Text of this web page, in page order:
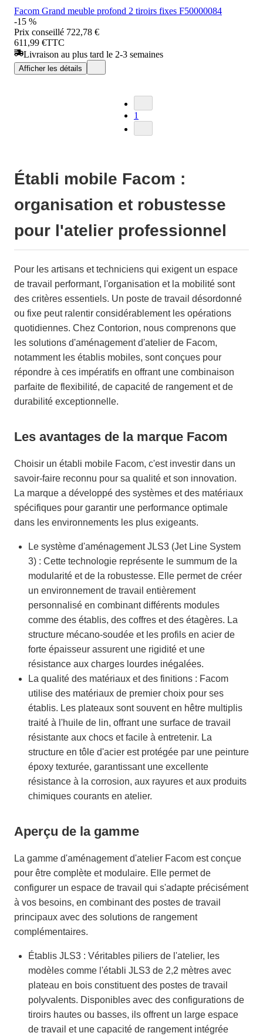
Facom Grand meuble profond 2 tiroirs fixes F50000084
-15 %
Prix conseillé 722,78 €
611,99 €TTC
Livraison au plus tard le 2-3 semaines
Afficher les détails
1
Établi mobile Facom :
organisation et robustesse
pour l'atelier professionnel
Pour les artisans et techniciens qui exigent un espace
de travail performant, l'organisation et la mobilité sont
des critères essentiels. Un poste de travail désordonné
ou fixe peut ralentir considérablement les opérations
quotidiennes. Chez Contorion, nous comprenons que
les solutions d'aménagement d'atelier de Facom,
notamment les établis mobiles, sont conçues pour
répondre à ces impératifs en offrant une combinaison
parfaite de flexibilité, de capacité de rangement et de
durabilité exceptionnelle.
Les avantages de la marque Facom
Choisir un établi mobile Facom, c'est investir dans un
savoir-faire reconnu pour sa qualité et son innovation.
La marque a développé des systèmes et des matériaux
spécifiques pour garantir une performance optimale
dans les environnements les plus exigeants.
Le système d'aménagement JLS3 (Jet Line System
3) : Cette technologie représente le summum de la
modularité et de la robustesse. Elle permet de créer
un environnement de travail entièrement
personnalisé en combinant différents modules
comme des établis, des coffres et des étagères. La
structure mécano-soudée et les profils en acier de
forte épaisseur assurent une rigidité et une
résistance aux charges lourdes inégalées.
La qualité des matériaux et des finitions : Facom
utilise des matériaux de premier choix pour ses
établis. Les plateaux sont souvent en hêtre multiplis
traité à l'huile de lin, offrant une surface de travail
résistante aux chocs et facile à entretenir. La
structure en tôle d'acier est protégée par une peinture
époxy texturée, garantissant une excellente
résistance à la corrosion, aux rayures et aux produits
chimiques courants en atelier.
Aperçu de la gamme
La gamme d'aménagement d'atelier Facom est conçue
pour être complète et modulaire. Elle permet de
configurer un espace de travail qui s'adapte précisément
à vos besoins, en combinant des postes de travail
principaux avec des solutions de rangement
complémentaires.
Établis JLS3 : Véritables piliers de l'atelier, les
modèles comme l'établi JLS3 de 2,2 mètres avec
plateau en bois constituent des postes de travail
polyvalents. Disponibles avec des configurations de
tiroirs hautes ou basses, ils offrent un large espace
de travail et une capacité de rangement intégrée